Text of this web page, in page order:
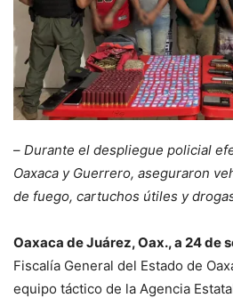
– Durante el despliegue policial
Oaxaca y Guerrero, aseguraron
de fuego, cartuchos útiles y
Oaxaca de Juárez, Oax., a 24 de
Fiscalía General del Estado de
equipo táctico de la Agencia